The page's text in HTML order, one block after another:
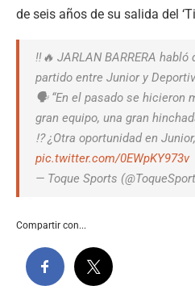
de seis años de su salida del
‼️🔥 JARLAN BARRERA
partido entre Junior y
🗣️ “En el pasado se hicieron
gran equipo, una gran
⁉️ ¿Otra oportunidad en Junior,
pic.twitter.com/0EWpKY973v
— Toque Sports
Compartir con...